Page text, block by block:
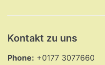
Kontakt zu uns
Phone: +0177 3077660